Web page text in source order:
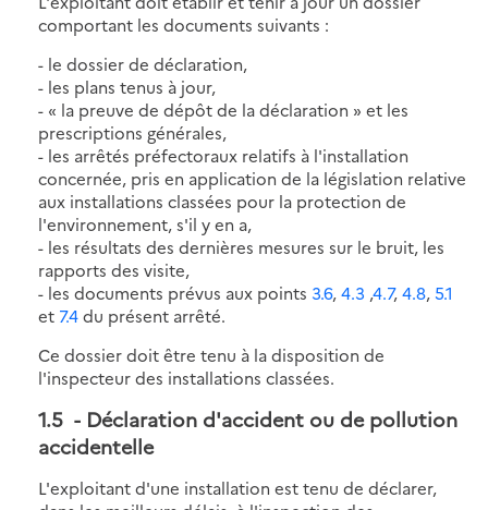
comportant les documents suivants :
- le dossier de déclaration,
- les plans tenus à jour,
- « la preuve de dépôt de la déclaration » et les
prescriptions générales,
- les arrêtés préfectoraux relatifs à l'installation
concernée, pris en application de la législation relative
aux installations classées pour la protection de
l'environnement, s'il y en a,
- les résultats des dernières mesures sur le bruit, les
rapports des visite,
- les documents prévus aux points 3.6,4.3 ,4.7,4.8,5.1
et 7.4du présent arrêté.
Ce dossier doit être tenu à la disposition de
l'inspecteur des installations classées.
1.5 - Déclaration d'accident ou de pollution
accidentelle
L'exploitant d'une installation est tenu de déclarer,